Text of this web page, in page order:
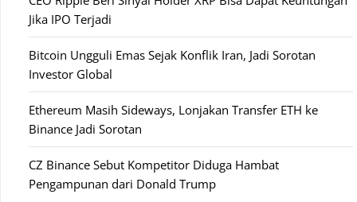
Jika IPO Terjadi
Bitcoin Ungguli Emas Sejak Konflik Iran, Jadi Sorotan
Investor Global
Ethereum Masih Sideways, Lonjakan Transfer ETH ke
Binance Jadi Sorotan
CZ Binance Sebut Kompetitor Diduga Hambat
Pengampunan dari Donald Trump